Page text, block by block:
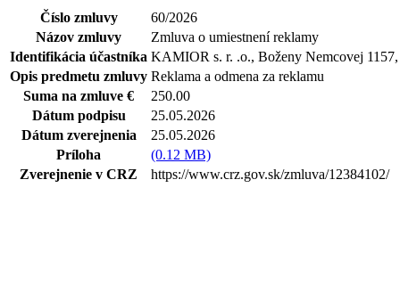
Číslo zmluvy
60/2026
Názov zmluvy
Zmluva o umiestnení reklamy
Identifikácia účastníka KAMIOR s. r. .o., Boženy Nemcovej
Opis predmetu zmluvy Reklama a odmena za reklamu
Suma na zmluve €
250.00
Dátum podpisu
25.05.2026
Dátum zverejnenia
25.05.2026
Príloha
(0.12 MB)
Zverejnenie v CRZ
https://www.crz.gov.sk/zmluva/12384102/